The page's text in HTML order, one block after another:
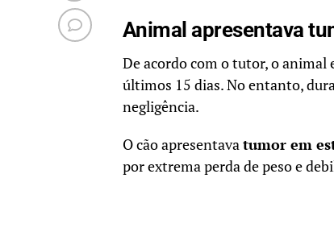
Animal apresentava
De acordo com o tutor, o animal
últimos 15 dias. No entanto,
negligência.
O cão apresentavatumor em
por extrema perda de peso e